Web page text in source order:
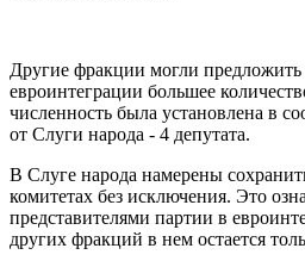
Другие фракции могли предложить
евроинтеграции большее
численность была установлена ​​в
от Слуги народа - 4 депутата.
В Слуге народа намерены
комитетах без исключения. Это
представителями партии в
других фракций в нем остается